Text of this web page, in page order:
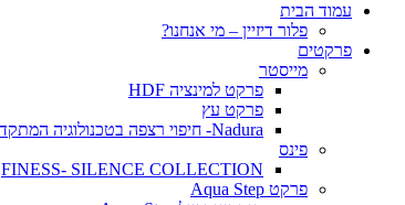
עמוד הבית
פלור דיזיין – מי אנחנו?
פרקטים
מייסטר
פרקט למינציה HDF
פרקט עץ
Nadura- חיפוי רצפה בטכנולוגיה המתקדמת בעולם
פינס
FINESS- SILENCE COLLECTION
פרקט Aqua Step